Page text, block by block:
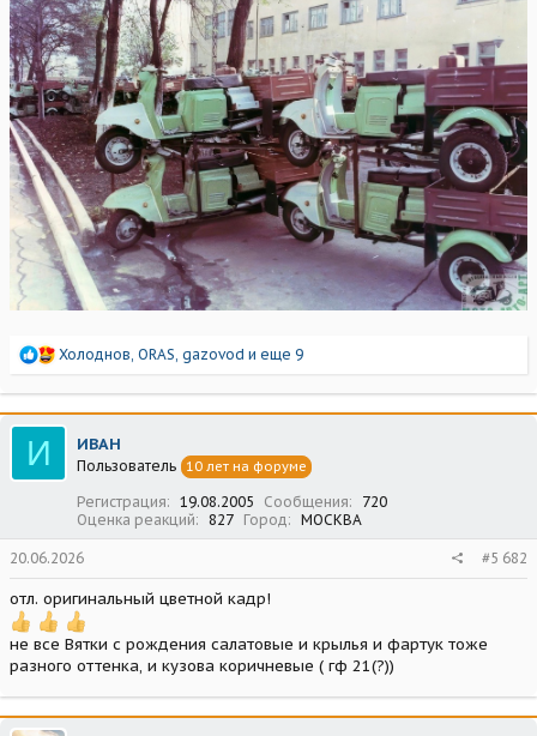
Р
а
к
ц
Холоднов, ORAS, gazovod и еще 9
И ИВАН
Пользователь 10 лет на форуме
Регистрация 19.08.2005 Сообщения
720
Оценка реакций
827 Город МОСКВА
20.06.2026 #5 682
отл. оригинальный цветной кадр!
не все Вятки с рождения салатовые и крылья и фартук тоже
разного оттенка, и кузова коричневые ( гф 21(?))